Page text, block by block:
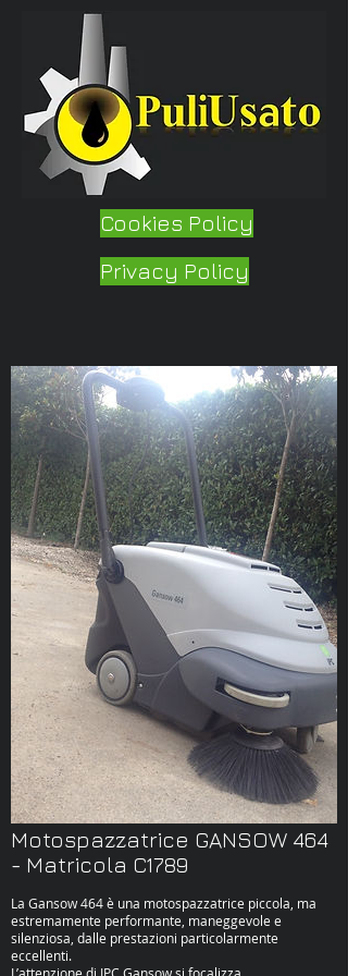
Cookies Policy
Privacy Policy
Motospazzatrice GANSOW 464
- Matricola C1789
La Gansow 464 è una motospazzatrice piccola, ma
estremamente performante, maneggevole e
silenziosa, dalle prestazioni particolarmente
eccellenti.